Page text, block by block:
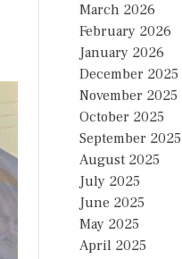
March 2026
February 2026
January 2026
December 2025
November 2025
October 2025
September 2025
August 2025
July 2025
June 2025
May 2025
April 2025